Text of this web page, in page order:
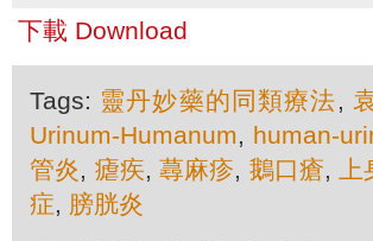
下載 Download
Tags: 靈丹妙藥的同類療法,
Urinum-Humanum, human-
管炎, 瘧疾, 蕁麻疹, 鵝口瘡,
症, 膀胱炎